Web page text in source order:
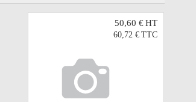
50,60 €HT
60,72 € TTC